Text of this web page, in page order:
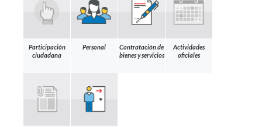
Participación
ciudadana
Personal
Contratación de
bienes y servicios
Actividades
oficiales